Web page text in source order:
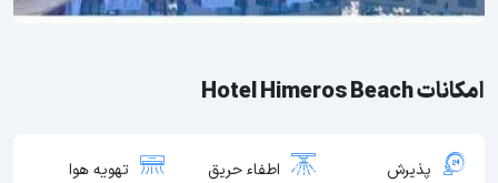
امکانات Hotel Himeros Beach
پذیرش اطفاء حریق تهویه هوا